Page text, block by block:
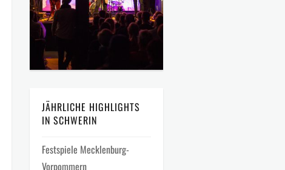
JÄHRLICHE HIGHLIGHTS
IN SCHWERIN
Festspiele Mecklenburg-
Vorpommern